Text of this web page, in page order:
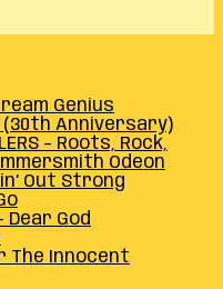
Genius
(30th Anniversary)
– Roots, Rock,
Odeon
Out Strong
Dear God
The Innocent